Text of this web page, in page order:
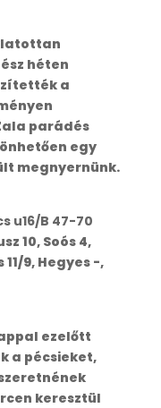
héten
a
parádés
egy
megnyernünk.
u16/B 47-70
10, Soós 4,
9, Hegyes -,
ezelőtt
a pécsieket,
keresztül